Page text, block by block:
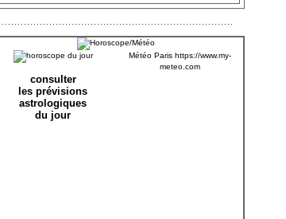
consulter
les prévisions
astrologiques
du jour
Météo Paris https://www.my-
meteo.com